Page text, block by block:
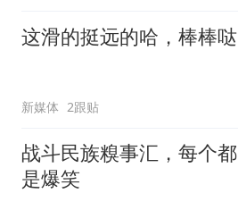
这滑的挺远的哈，棒棒哒
新媒体 2跟贴
战斗民族糗事汇，每个都
是爆笑